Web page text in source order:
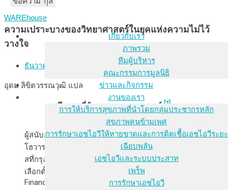
WAREhouse
เกี่ยวกับเรา
ภาพรวม
ทีมผู้บริหาร
คณะกรรมการมูลนิธิ
ข่าวและกิจกรรม
งานของเรา
การให้บริการสุขภาพที่นำโดยกลุ่มประชากรหลัก
สุขภาพคนข้ามเพศ
การรักษาเอชไอวีให้หายขาดและการติดเชื้อเอชไอวีระยะ
เฉียบพลัน
เอชไอวีและระบบประสาท
เพร็พ
การรักษาเอชไอวี
ความเปราะบางของวิทยาศาสตร์ในยุคแห่งความไม่ไว้
วางใจ
ธันวาคม 25, 2024
อุดม ลิขิตวรรณวุฒิ แปล
ถึงเวลาที่ต้องทบทวนสถานการณ์[1]
ผู้สนับสนุนกมลา แฮร์ริส (Kamala Harris) ที่มหาวิทยาลัย
โฮวารด์ (Howard University) มหาวิทยาลัยเก่าของแฮร์ริ
สที่กรุงวอซิงตัน ดี.ซี. รอฟังแฮร์ริสกล่าวยอมรับผลการ
เลือกตั้ง ภาพโดย Andrew Harnik/Getty Images ใน
Financial Times